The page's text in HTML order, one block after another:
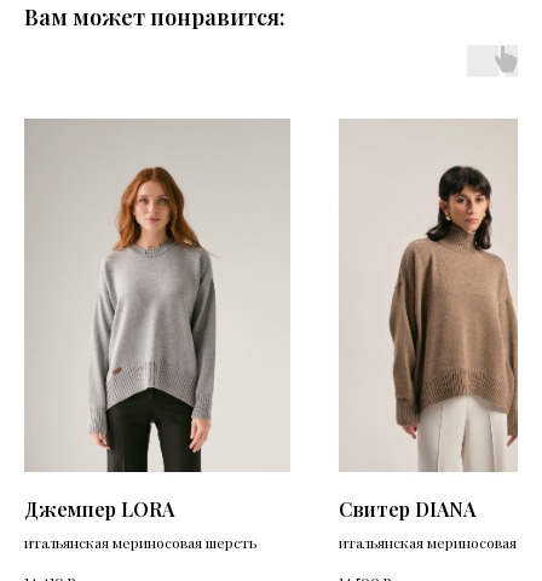
Вам может понравится:
Джемпер LORA
итальянская мериносовая шерсть
Свитер DIANA
итальянская мериносовая